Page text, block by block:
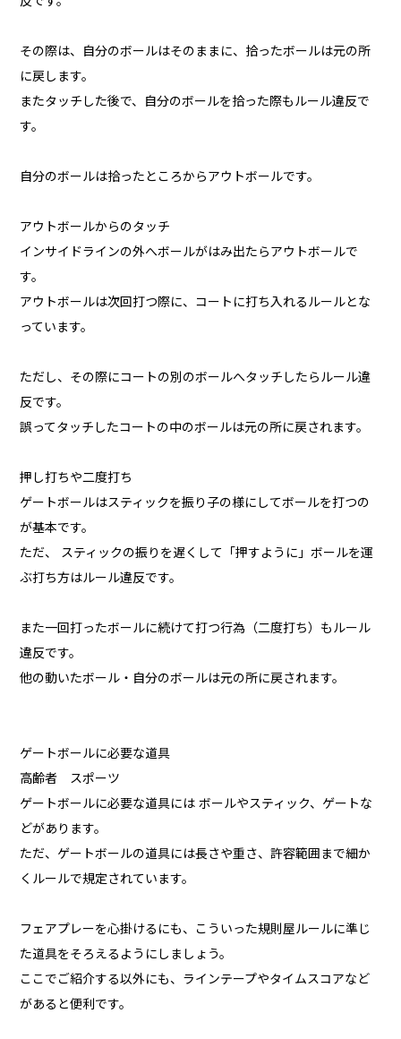
その際は、自分のボールはそのままに、拾ったボールは元の所
に戻します。
またタッチした後で、自分のボールを拾った際もルール違反で
す。
自分のボールは拾ったところからアウトボールです。
アウトボールからのタッチ
インサイドラインの外へボールがはみ出たらアウトボールで
す。
アウトボールは次回打つ際に、コートに打ち入れるルールとな
っています。
ただし、その際にコートの別のボールへタッチしたらルール違
反です。
誤ってタッチしたコートの中のボールは元の所に戻されます。
押し打ちや二度打ち
ゲートボールはスティックを振り子の様にしてボールを打つの
が基本です。
ただ、 スティックの振りを遅くして「押すように」ボールを運
ぶ打ち方はルール違反です。
また一回打ったボールに続けて打つ行為（二度打ち）もルール
違反です。
他の動いたボール・自分のボールは元の所に戻されます。
ゲートボールに必要な道具
高齢者 スポーツ
ゲートボールに必要な道具には ボールやスティック、ゲートな
どがあります。
ただ、ゲートボールの道具には長さや重さ、許容範囲まで細か
くルールで規定されています。
フェアプレーを心掛けるにも、こういった規則屋ルールに準じ
た道具をそろえるようにしましょう。
ここでご紹介する以外にも、ラインテープやタイムスコアなど
があると便利です。